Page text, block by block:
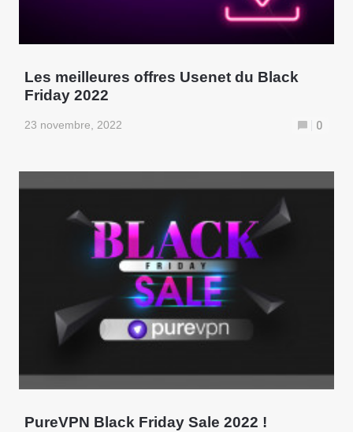
Les meilleures offres Usenet du Black
Friday 2022
23 novembre, 2022 0
PureVPN Black Friday Sale 2022 !